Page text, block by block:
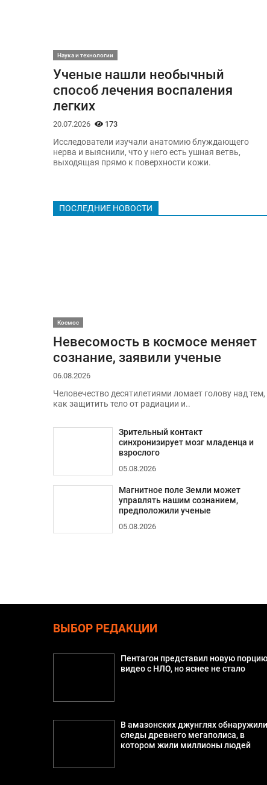
Наука и технологии
Ученые нашли необычный
способ лечения воспаления
легких
20.07.2026 173
Исследователи изучали анатомию блуждающего
нерва и выяснили, что у него есть ушная ветвь,
выходящая прямо к поверхности кожи.
ПОСЛЕДНИЕ НОВОСТИ
Космос
Невесомость в космосе меняет
сознание, заявили ученые
06.08.2026
Человечество десятилетиями ломает голову над тем,
как защитить тело от радиации и..
Зрительный контакт
синхронизирует мозг младенца и
взрослого
05.08.2026
Магнитное поле Земли может
управлять нашим сознанием,
предположили ученые
05.08.2026
ВЫБОР РЕДАКЦИИ
Пентагон представил новую порцию
видео с НЛО, но яснее не стало
В амазонских джунглях обнаружили
следы древнего мегаполиса, в
котором жили миллионы людей